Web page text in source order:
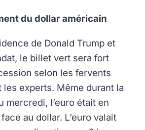
du dollar américain
de Donald Trump et
le billet vert sera fort
selon les fervents
experts. Même durant la
mercredi, l’euro était en
au dollar. L’euro valait